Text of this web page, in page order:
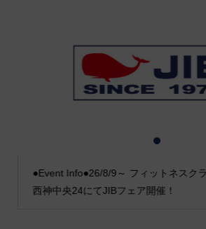
●Event Info●26/8/9～ フィットネスク
西神中央24にてJIBフェア開催！
2